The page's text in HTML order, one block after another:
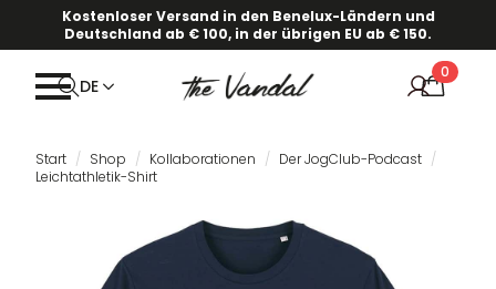
Kostenloser Versand in den Benelux-Ländern und
Deutschland ab € 100, in der übrigen EU ab € 150.
DE
0
Start Shop Kollaborationen
Der JogClub-Podcast
Leichtathletik-Shirt